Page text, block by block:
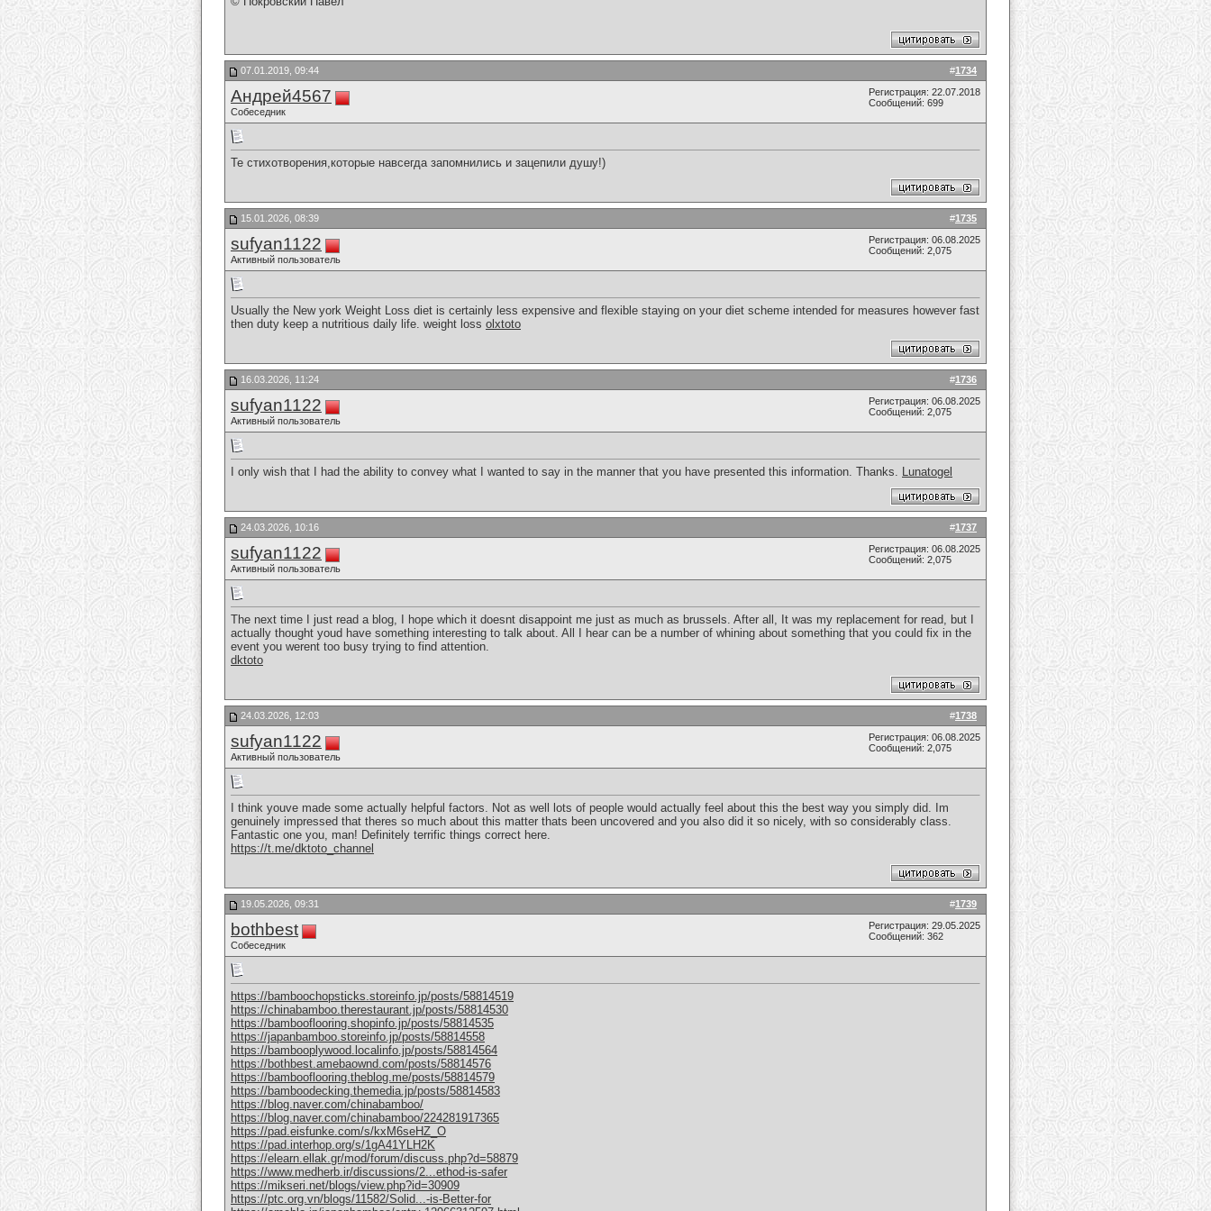
#1734
07.01.2019, 09:44
Андрей4567
Собеседник
Регистрация: 22.07.2018
Сообщений: 699
Те стихотворения,которые навсегда запомнились и зацепили душу!)
#1735
15.01.2026, 08:39
sufyan1122
Активный пользователь
Регистрация: 06.08.2025
Сообщений: 2,075
Usually the New york Weight Loss diet is certainly less expensive and flexible staying on your diet scheme intended for measures however fast
then duty keep a nutritious daily life. weight loss olxtoto
#1736
16.03.2026, 11:24
sufyan1122
Активный пользователь
Регистрация: 06.08.2025
Сообщений: 2,075
I only wish that I had the ability to convey what I wanted to say in the manner that you have presented this information. Thanks. Lunatogel
#1737
24.03.2026, 10:16
sufyan1122
Активный пользователь
Регистрация: 06.08.2025
Сообщений: 2,075
The next time I just read a blog, I hope which it doesnt disappoint me just as much as brussels. After all, It was my replacement for read, but I
actually thought youd have something interesting to talk about. All I hear can be a number of whining about something that you could fix in the
event you werent too busy trying to find attention.
dktoto
#1738
24.03.2026, 12:03
sufyan1122
Активный пользователь
Регистрация: 06.08.2025
Сообщений: 2,075
I think youve made some actually helpful factors. Not as well lots of people would actually feel about this the best way you simply did. Im
genuinely impressed that theres so much about this matter thats been uncovered and you also did it so nicely, with so considerably class.
Fantastic one you, man! Definitely terrific things correct here.
https://t.me/dktoto_channel
#1739
19.05.2026, 09:31
bothbest
Собеседник
Регистрация: 29.05.2025
Сообщений: 362
https://bamboochopsticks.storeinfo.jp/posts/58814519
https://chinabamboo.therestaurant.jp/posts/58814530
https://bambooflooring.shopinfo.jp/posts/58814535
https://japanbamboo.storeinfo.jp/posts/58814558
https://bambooplywood.localinfo.jp/posts/58814564
https://bothbest.amebaownd.com/posts/58814576
https://bambooflooring.theblog.me/posts/58814579
https://bamboodecking.themedia.jp/posts/58814583
https://blog.naver.com/chinabamboo/
https://blog.naver.com/chinabamboo/224281917365
https://pad.eisfunke.com/s/kxM6seHZ_O
https://pad.interhop.org/s/1gA41YLH2K
https://elearn.ellak.gr/mod/forum/discuss.php?d=58879
https://www.medherb.ir/discussions/2...ethod-is-safer
https://mikseri.net/blogs/view.php?id=30909
https://ptc.org.vn/blogs/11582/Solid...-is-Better-for